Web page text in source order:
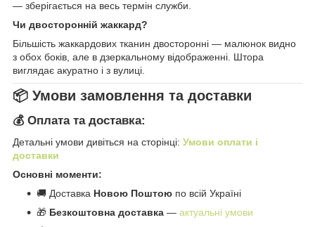
— зберігається на весь термін служби.
Чи двосторонній жаккард?
Більшість жаккардових тканин двосторонні — малюнок видно
з обох боків, але в дзеркальному відображенні. Штора
виглядає акуратно і з вулиці.
📦 Умови замовлення та доставки
💰 Оплата та доставка:
Детальні умови дивіться на сторінці: Умови оплати і
доставки
Основні моменти:
🚚 Доставка Новою Поштою по всій Україні
🎁 Безкоштовна доставка — актуальні умови